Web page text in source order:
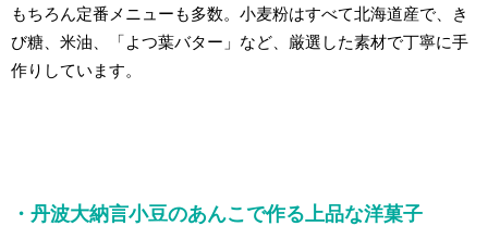
もちろん定番メニューも多数。小麦粉はすべて北海道産で、き
び糖、米油、「よつ葉バター」など、厳選した素材で丁寧に手
作りしています。
・丹波大納言小豆のあんこで作る上品な洋菓子